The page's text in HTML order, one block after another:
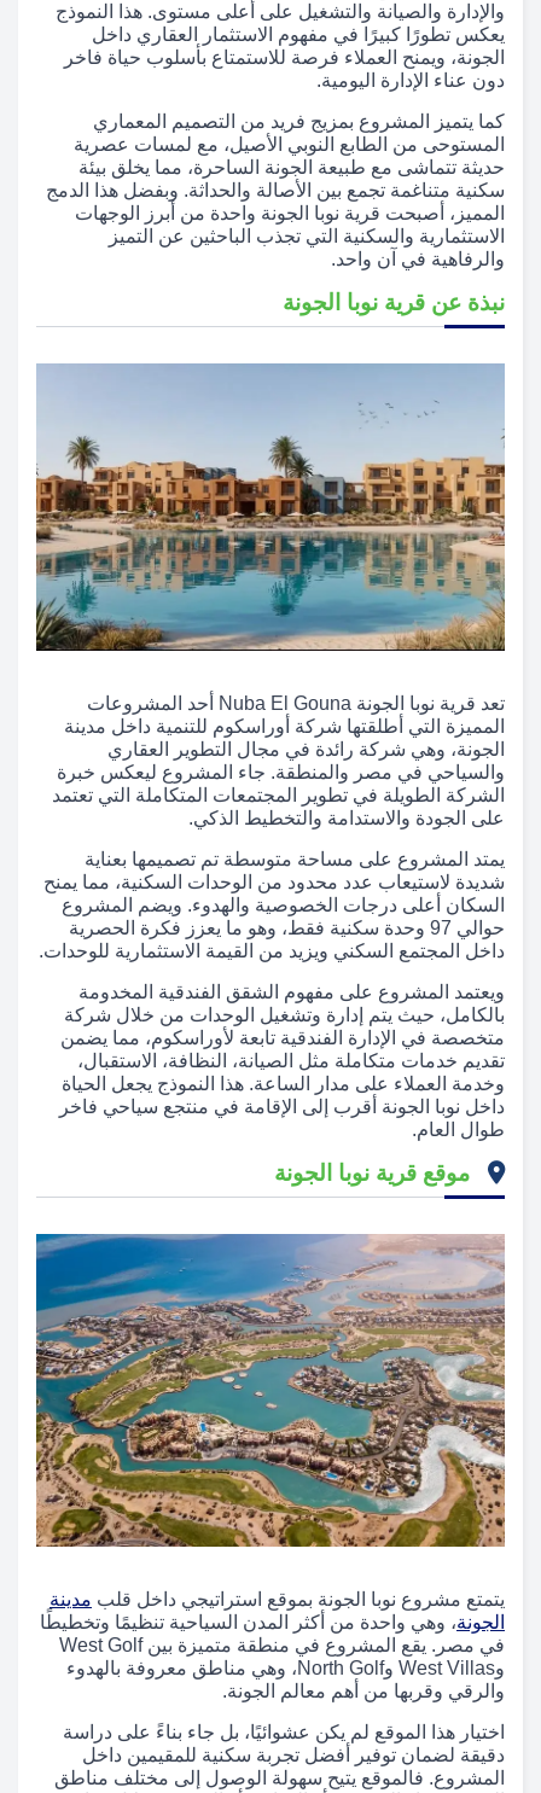
والإدارة والصيانة والتشغيل على أعلى مستوى. هذا النموذج
يعكس تطورًا كبيرًا في مفهوم الاستثمار العقاري داخل
الجونة، ويمنح العملاء فرصة للاستمتاع بأسلوب حياة فاخر
دون عناء الإدارة اليومية.
كما يتميز المشروع بمزيج فريد من التصميم المعماري
المستوحى من الطابع النوبي الأصيل، مع لمسات عصرية
حديثة تتماشى مع طبيعة الجونة الساحرة، مما يخلق بيئة
سكنية متناغمة تجمع بين الأصالة والحداثة. وبفضل هذا الدمج
المميز، أصبحت قرية نوبا الجونة واحدة من أبرز الوجهات
الاستثمارية والسكنية التي تجذب الباحثين عن التميز
والرفاهية في آن واحد.
نبذة عن قرية نوبا الجونة
تعد قرية نوبا الجونة Nuba El Gouna أحد المشروعات
المميزة التي أطلقتها شركة أوراسكوم للتنمية داخل مدينة
الجونة، وهي شركة رائدة في مجال التطوير العقاري
والسياحي في مصر والمنطقة. جاء المشروع ليعكس خبرة
الشركة الطويلة في تطوير المجتمعات المتكاملة التي تعتمد
على الجودة والاستدامة والتخطيط الذكي.
يمتد المشروع على مساحة متوسطة تم تصميمها بعناية
شديدة لاستيعاب عدد محدود من الوحدات السكنية، مما يمنح
السكان أعلى درجات الخصوصية والهدوء. ويضم المشروع
حوالي 97 وحدة سكنية فقط، وهو ما يعزز فكرة الحصرية
داخل المجتمع السكني ويزيد من القيمة الاستثمارية للوحدات.
ويعتمد المشروع على مفهوم الشقق الفندقية المخدومة
بالكامل، حيث يتم إدارة وتشغيل الوحدات من خلال شركة
متخصصة في الإدارة الفندقية تابعة لأوراسكوم، مما يضمن
تقديم خدمات متكاملة مثل الصيانة، النظافة، الاستقبال،
وخدمة العملاء على مدار الساعة. هذا النموذج يجعل الحياة
داخل نوبا الجونة أقرب إلى الإقامة في منتجع سياحي فاخر
طوال العام.
موقع قرية نوبا الجونة
يتمتع مشروع نوبا الجونة بموقع استراتيجي داخل قلب مدينة
الجونة، وهي واحدة من أكثر المدن السياحية تنظيمًا وتخطيطًا
في مصر. يقع المشروع في منطقة متميزة بين West Golf
وWest Villas وNorth Golf، وهي مناطق معروفة بالهدوء
والرقي وقربها من أهم معالم الجونة.
اختيار هذا الموقع لم يكن عشوائيًا، بل جاء بناءً على دراسة
دقيقة لضمان توفير أفضل تجربة سكنية للمقيمين داخل
المشروع. فالموقع يتيح سهولة الوصول إلى مختلف مناطق